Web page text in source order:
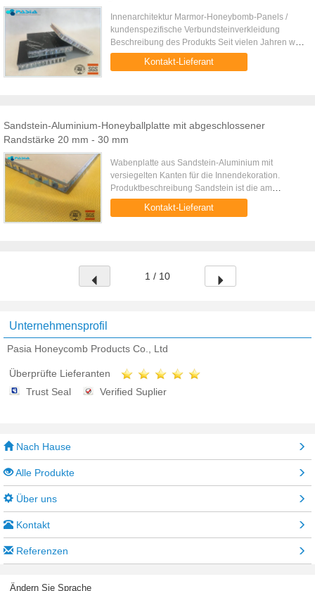
Innenarchitektur Marmor-Honeybomb-Panels /
kundenspezifische Verbundsteinverkleidung
Beschreibung des Produkts Seit vielen Jahren wird
die dekorative Wirkung von Naturstein von vielen
Architekten bevorzugt.die ...
Kontakt-Lieferant
Sandstein-Aluminium-Honeyballplatte mit abgeschlossener
Randstärke 20 mm - 30 mm
Wabenplatte aus Sandstein-Aluminium mit
versiegelten Kanten für die Innendekoration.
Produktbeschreibung Sandstein ist die am
häufigsten verwendete Art von Architekturstein. Die
vor Hunderten von Jahren mit ...
Kontakt-Lieferant
1 / 10
Unternehmensprofil
Pasia Honeycomb Products Co., Ltd
Überprüfte Lieferanten
Trust Seal
Verified Suplier
Nach Hause
Alle Produkte
Über uns
Kontakt
Referenzen
Ändern Sie Sprache